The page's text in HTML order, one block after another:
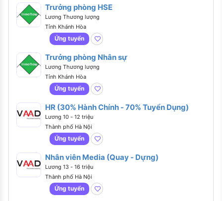
Trưởng phòng HSE
Lương Thương lượng
Tỉnh Khánh Hòa
Ứng tuyển
Trưởng phòng Nhân sự
Lương Thương lượng
Tỉnh Khánh Hòa
Ứng tuyển
HR (30% Hành Chính - 70% Tuyển Dụng)
Lương 10 - 12 triệu
Thành phố Hà Nội
Ứng tuyển
Nhân viên Media (Quay - Dựng)
Lương 13 - 16 triệu
Thành phố Hà Nội
Ứng tuyển